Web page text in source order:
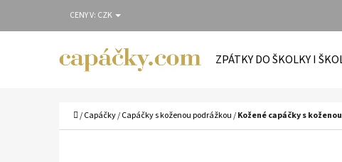
na
CENY V: CZK
ZPÁTKY DO ŠKOLKY I
Domů
/Capáčky/Capáčky s koženou podrážkou/Kožené capáčky s
O
Zpět
do
Zpět
do